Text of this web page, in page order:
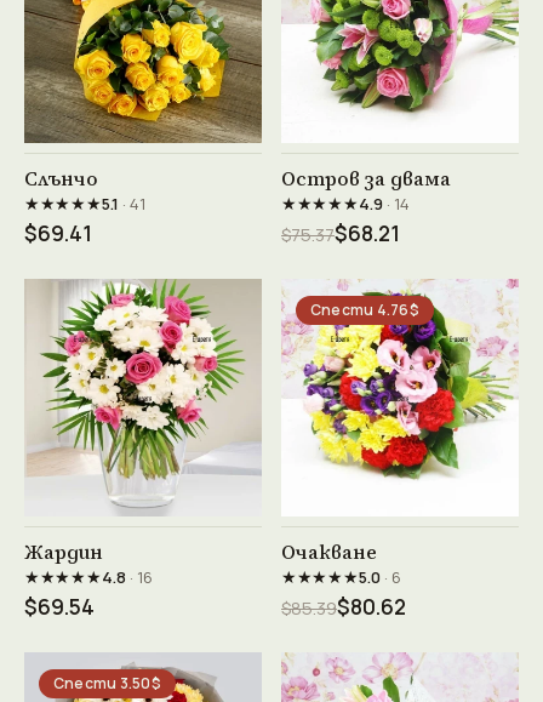
Виж продукта →
Слънчо
★★★★★5.1 · 41
$69.41
Виж продукта →
Остров за двама
★★★★★4.9· 14
$75.37$68.21
Виж продукта →
Жардин
★★★★★4.8 · 16
$69.54
Спести 4.76$
Виж продукта →
Очакване
★★★★★5.0· 6
$85.39$80.62
Спести 3.50$